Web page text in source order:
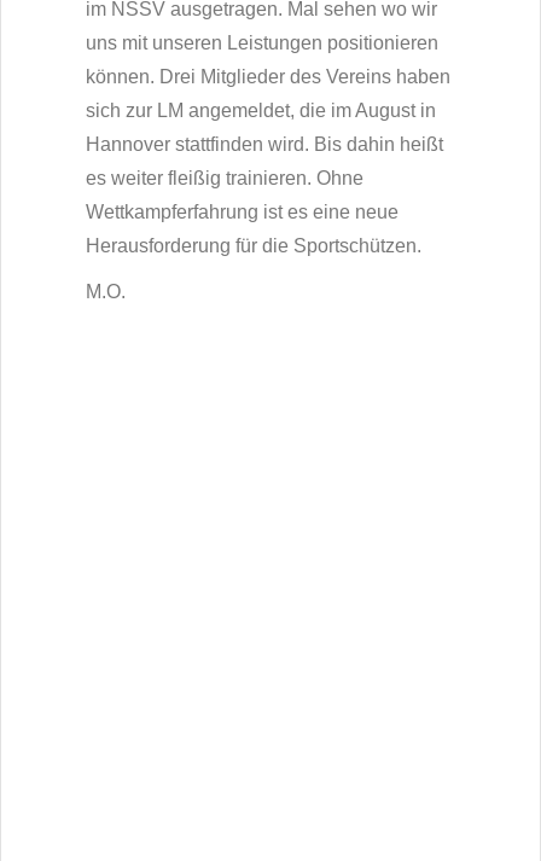
im NSSV ausgetragen. Mal sehen wo wir
uns mit unseren Leistungen positionieren
können. Drei Mitglieder des Vereins haben
sich zur LM angemeldet, die im August in
Hannover stattfinden wird. Bis dahin heißt
es weiter fleißig trainieren. Ohne
Wettkampferfahrung ist es eine neue
Herausforderung für die Sportschützen.
M.O.